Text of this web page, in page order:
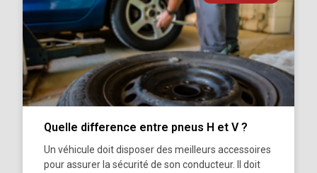
Quelle difference entre pneus H et V ?
Un véhicule doit disposer des meilleurs accessoires
pour assurer la sécurité de son conducteur. Il doit